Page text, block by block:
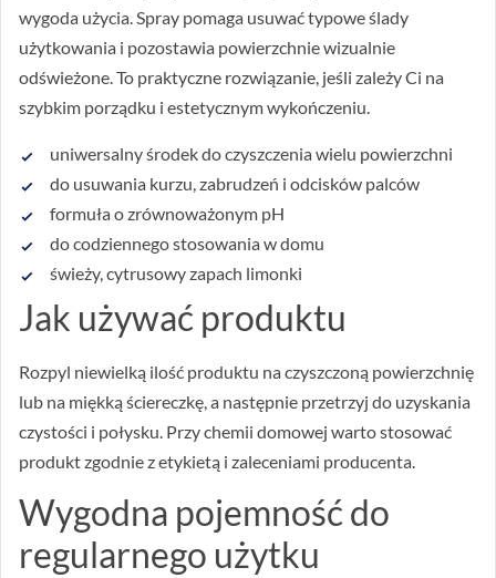
wygoda użycia. Spray pomaga usuwać typowe ślady
użytkowania i pozostawia powierzchnie wizualnie
odświeżone. To praktyczne rozwiązanie, jeśli zależy Ci na
szybkim porządku i estetycznym wykończeniu.
uniwersalny środek do czyszczenia wielu powierzchni
do usuwania kurzu, zabrudzeń i odcisków palców
formuła o zrównoważonym pH
do codziennego stosowania w domu
świeży, cytrusowy zapach limonki
Jak używać produktu
Rozpyl niewielką ilość produktu na czyszczoną powierzchnię
lub na miękką ściereczkę, a następnie przetrzyj do uzyskania
czystości i połysku. Przy chemii domowej warto stosować
produkt zgodnie z etykietą i zaleceniami producenta.
Wygodna pojemność do
regularnego użytku